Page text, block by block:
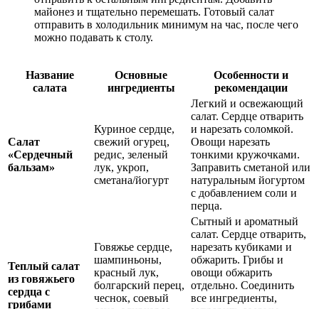
майонез и тщательно перемешать. Готовый салат
отправить в холодильник минимум на час, после чего
можно подавать к столу.
Название
салата
Основные
ингредиенты
Особенности и
рекомендации
Салат
«Сердечный
бальзам»
Куриное сердце,
свежий огурец,
редис, зеленый
лук, укроп,
сметана/йогурт
Легкий и освежающий
салат. Сердце отварить
и нарезать соломкой.
Овощи нарезать
тонкими кружочками.
Заправить сметаной или
натуральным йогуртом
с добавлением соли и
перца.
Теплый салат
из говяжьего
сердца с
грибами
Говяжье сердце,
шампиньоны,
красный лук,
болгарский перец,
чеснок, соевый
Сытный и ароматный
салат. Сердце отварить,
нарезать кубиками и
обжарить. Грибы и
овощи обжарить
отдельно. Соединить
все ингредиенты,